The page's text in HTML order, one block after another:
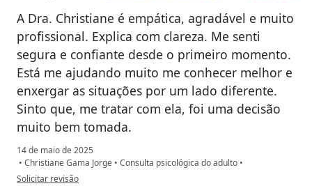
A Dra. Christiane é empática, agradável e muito
profissional. Explica com clareza. Me senti
segura e confiante desde o primeiro momento.
Está me ajudando muito me conhecer melhor e
enxergar as situações por um lado diferente.
Sinto que, me tratar com ela, foi uma decisão
muito bem tomada.
14 de maio de 2025
• Christiane Gama Jorge • Consulta psicológica do adulto •
na opinião do utilizador Olga Gibert
Solicitar revisão